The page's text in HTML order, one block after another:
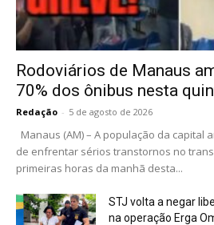
Rodoviários de Manaus
70% dos ônibus nesta
Redação - 5 de agosto de 2026
Manaus (AM) – A população da capital
de enfrentar sérios transtornos no
primeiras horas da manhã desta...
STJ volta a negar
na operação Erga